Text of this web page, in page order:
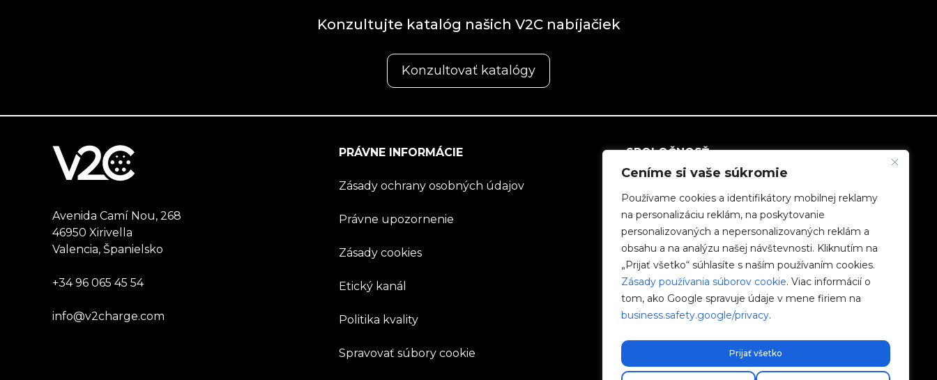
Ceníme si vaše súkromie
Používame cookies a identifikátory mobilnej reklamy
na personalizáciu reklám, na poskytovanie
personalizovaných a nepersonalizovaných reklám a
obsahu a na analýzu našej návštevnosti. Kliknutím na
„Prijať všetko“ súhlasíte s naším používaním cookies.
Zásady používania súborov cookie. Viac informácií o
tom, ako Google spravuje údaje v mene firiem na
business.safety.google/privacy.
Prijať všetko
Konzultujte katalóg našich V2C nabíjačiek
Konzultovať katalógy
Avenida Camí Nou, 268
46950 Xirivella
Valencia, Španielsko
+34 96 065 45 54
info@v2charge.com
PRÁVNE INFORMÁCIE
Zásady ochrany osobných údajov
Právne upozornenie
Zásady cookies
Etický kanál
Politika kvality
Spravovať súbory cookie
SPOLOČNOSŤ
e-Chargers
V2C Power
V2C Cloud
Blog